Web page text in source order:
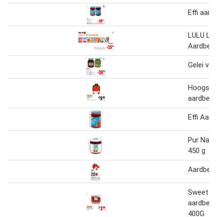
Effi
LULU
Gelei
Effi
Pur
450 g
Sweet &
400G